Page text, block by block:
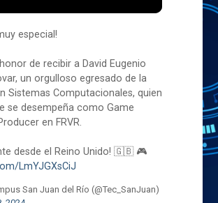
especial!
de recibir a David Eugenio
un orgulloso egresado de la
Sistemas Computacionales, quien
se desempeña como Game
en FRVR.
desde el Reino Unido! 🇬🇧 🎮
LmYJGXsCiJ
San Juan del Río (@Tec_SanJuan)